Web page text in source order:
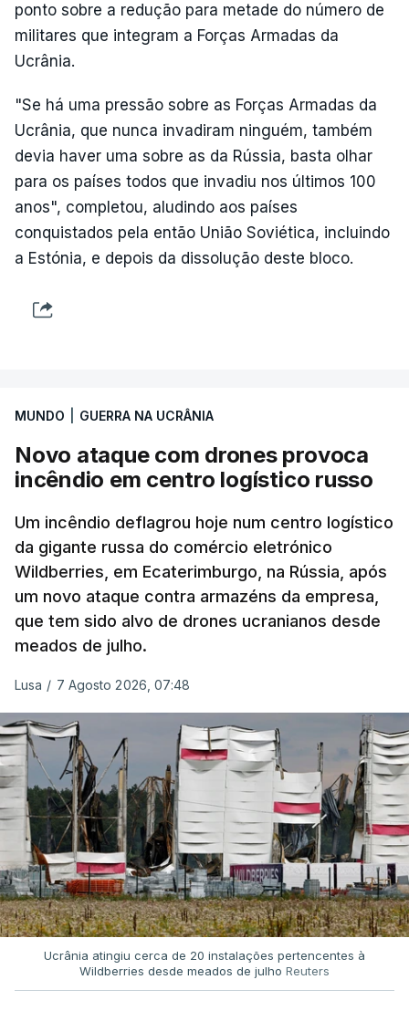
ponto sobre a redução para metade do número de
militares que integram a Forças Armadas da
Ucrânia.
"Se há uma pressão sobre as Forças Armadas da
Ucrânia, que nunca invadiram ninguém, também
devia haver uma sobre as da Rússia, basta olhar
para os países todos que invadiu nos últimos 100
anos", completou, aludindo aos países
conquistados pela então União Soviética, incluindo
a Estónia, e depois da dissolução deste bloco.
MUNDO GUERRA NA UCRÂNIA
Novo ataque com drones provoca
incêndio em centro logístico russo
Um incêndio deflagrou hoje num centro logístico
da gigante russa do comércio eletrónico
Wildberries, em Ecaterimburgo, na Rússia, após
um novo ataque contra armazéns da empresa,
que tem sido alvo de drones ucranianos desde
meados de julho.
Lusa / 7 Agosto 2026, 07:48
Ucrânia atingiu cerca de 20 instalações pertencentes à
Wildberries desde meados de julho Reuters